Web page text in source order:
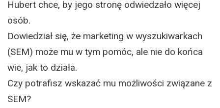
Hubert chce, by jego stronę odwiedzało więcej
osób.
Dowiedział się, że marketing w wyszukiwarkach
(SEM) może mu w tym pomóc, ale nie do końca
wie, jak to działa.
Czy potrafisz wskazać mu możliwości związane z
SEM?